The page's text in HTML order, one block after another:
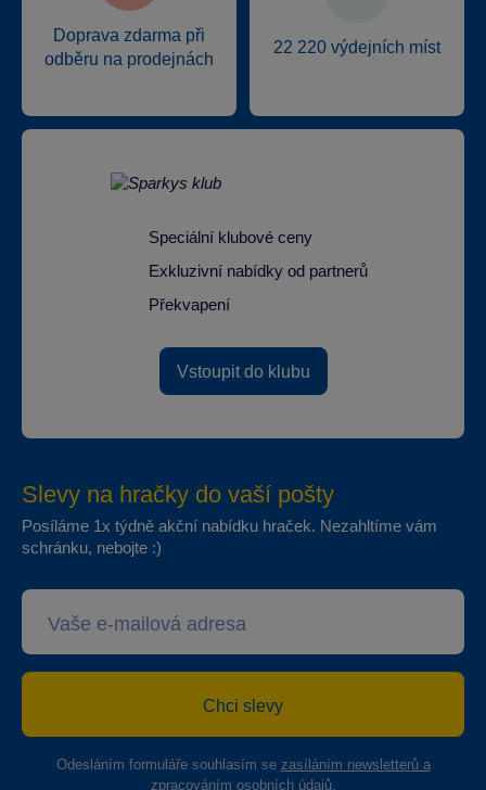
Doprava zdarma při
odběru na prodejnách
22 220 výdejních míst
Speciální klubové ceny
Exkluzivní nabídky od partnerů
Překvapení
Vstoupit do klubu
Slevy na hračky do vaší pošty
Posíláme 1x týdně akční nabídku hraček. Nezahltíme vám
schránku, nebojte :)
Chci slevy
Odesláním formuláře souhlasím se zasíláním newsletterů a
zpracováním osobních údajů.